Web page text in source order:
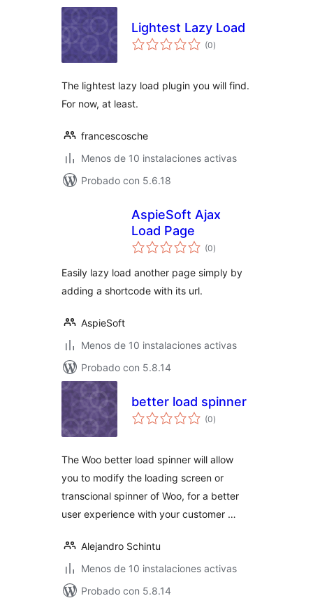
Lightest Lazy Load
(0valoraciones
en
)
The lightest lazy load plugin you will find.
For now, at least.
francescosche
Menos de 10 instalaciones activas
Probado con 5.6.18
AspieSoft Ajax
Load Page
(0valoraciones
en
)
Easily lazy load another page simply by
adding a shortcode with its url.
AspieSoft
Menos de 10 instalaciones activas
Probado con 5.8.14
better load spinner
(0valoraciones
en
)
The Woo better load spinner will allow
you to modify the loading screen or
transcional spinner of Woo, for a better
user experience with your customer …
Alejandro Schintu
Menos de 10 instalaciones activas
Probado con 5.8.14